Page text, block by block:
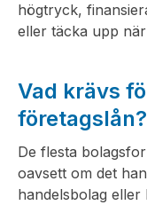
högtryck,
eller täcka upp
Vad krävs
företagslån?
De flesta
oavsett om det
handelsbolag eller